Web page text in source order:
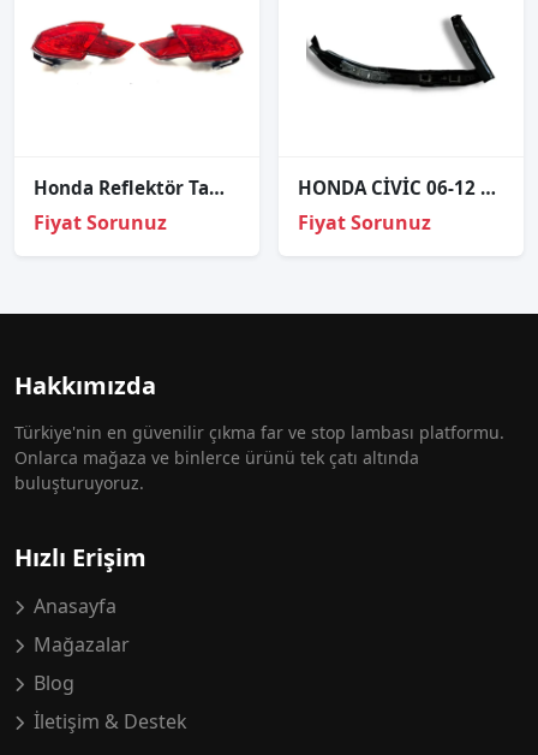
Honda Reflektör Tampon Hrv 16-18 Arka Sol
Fiyat Sorunuz
HONDA CİVİC 06-12 SAĞ FAR ALT BRAKETİ
Fiyat Sorunuz
Hakkımızda
Türkiye'nin en güvenilir çıkma far ve stop lambası platformu.
Onlarca mağaza ve binlerce ürünü tek çatı altında
buluşturuyoruz.
Hızlı Erişim
Anasayfa
Mağazalar
Blog
İletişim & Destek